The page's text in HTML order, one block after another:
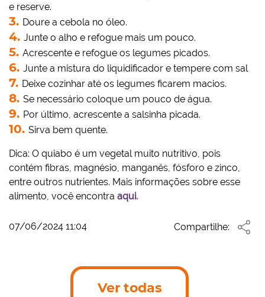
e reserve.
Doure a cebola no óleo.
Junte o alho e refogue mais um pouco.
Acrescente e refogue os legumes picados.
Junte a mistura do liquidificador e tempere com sal
Deixe cozinhar até os legumes ficarem macios.
Se necessário coloque um pouco de água.
Por último, acrescente a salsinha picada.
Sirva bem quente.
Dica: O quiabo é um vegetal muito nutritivo, pois
contém fibras, magnésio, manganês, fósforo e zinco,
entre outros nutrientes. Mais informações sobre esse
alimento, você encontra aqui.
07/06/2024 11:04 Compartilhe:
Ver todas